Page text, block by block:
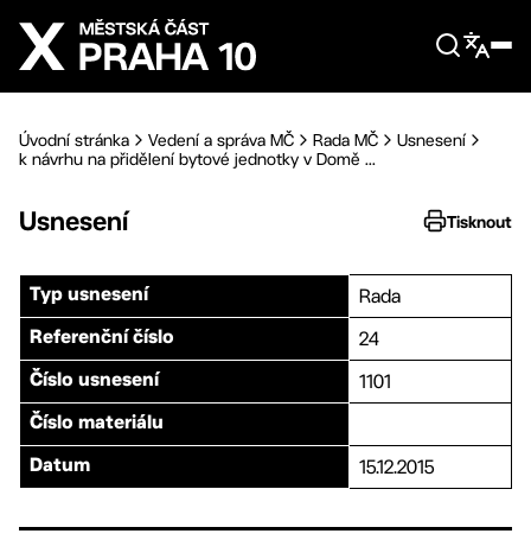
Přejít na hlavní obsah
Úvodní stránka Vedení a správa MČ Rada MČ
Usnesení
k návrhu na přidělení bytové jednotky v Domě ...
Usnesení Tisknout
Typ usnesení Rada
Referenční číslo 24
Číslo usnesení 1101
Číslo materiálu
Datum 15.12.2015